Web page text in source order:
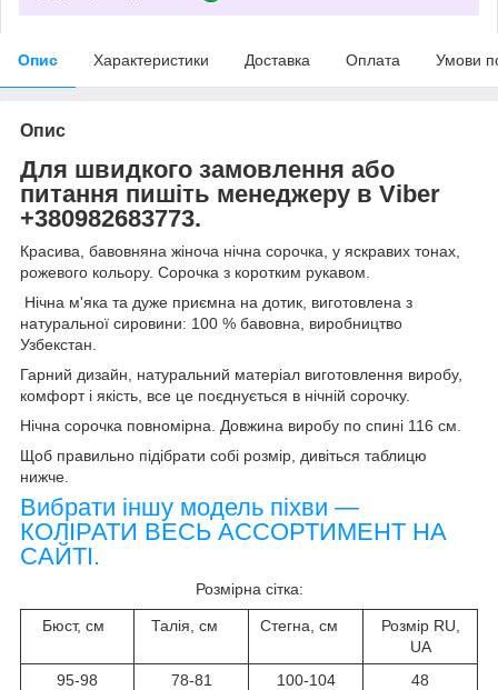
Опис Характеристики Доставка Оплата Умови
Опис
Для швидкого замовлення або
питання пишіть менеджеру в Viber
+380982683773.
Красива, бавовняна жіноча нічна сорочка, у яскравих тонах,
рожевого кольору. Сорочка з коротким рукавом.
Нічна м'яка та дуже приємна на дотик, виготовлена з
натуральної сировини: 100 % бавовна, виробництво
Узбекстан.
Гарний дизайн, натуральний матеріал виготовлення виробу,
комфорт і якість, все це поєднується в нічній сорочку.
Нічна сорочка повномірна. Довжина виробу по спині 116 см.
Щоб правильно підібрати собі розмір, дивіться таблицю
нижче.
Вибрати іншу модель піхви —
КОЛІРАТИ ВЕСЬ АССОРТИМЕНТ НА
САЙТІ.
Розмірна сітка:
Бюст, см Талія, см Стегна, см
Розмір RU,
UA
95-98
78-81 100-104
48